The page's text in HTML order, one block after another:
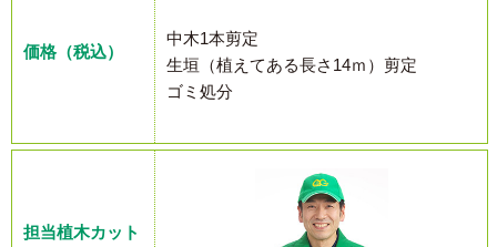
価格（税込）
中木1本剪定
生垣（植えてある長さ14ｍ）剪定
ゴミ処分
担当植木カット